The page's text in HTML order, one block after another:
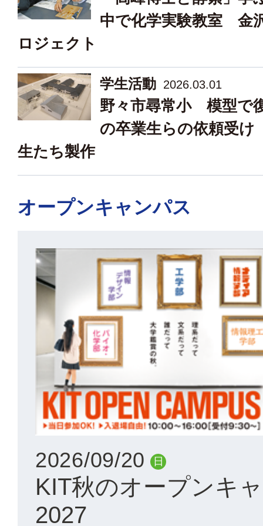
中で化学実験教室 金
ロジェクト
学生活動 2026.03.01
野々市尋常小 模型で
の卒業生らの依頼受
生たち製作
オープンキャンパス
2026/09/20 日
KIT秋のオープンキ
2027